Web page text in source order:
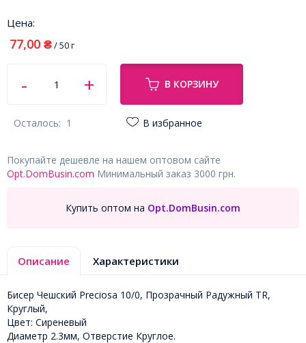
Цена:
77,00 ₴/ 50 г
В КОРЗИНУ
Осталось: 1 В избранное
Покупайте дешевле на нашем оптовом сайте
Opt.DomBusin.com Минимальный заказ 3000 грн.
Купить оптом на Opt.DomBusin.com
Описание Характеристики
Бисер Чешский Preciosa 10/0, Прозрачный Радужный TR,
Круглый,
Цвет: Сиреневый
Диаметр 2.3мм, Отверстие Круглое.